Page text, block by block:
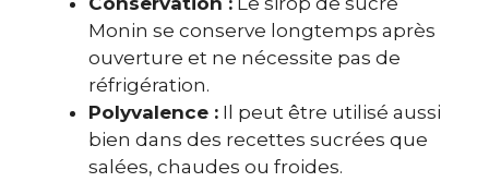
Monin se conserve longtemps après
ouverture et ne nécessite pas de
réfrigération.
Polyvalence : Il peut être utilisé aussi
bien dans des recettes sucrées que
salées, chaudes ou froides.